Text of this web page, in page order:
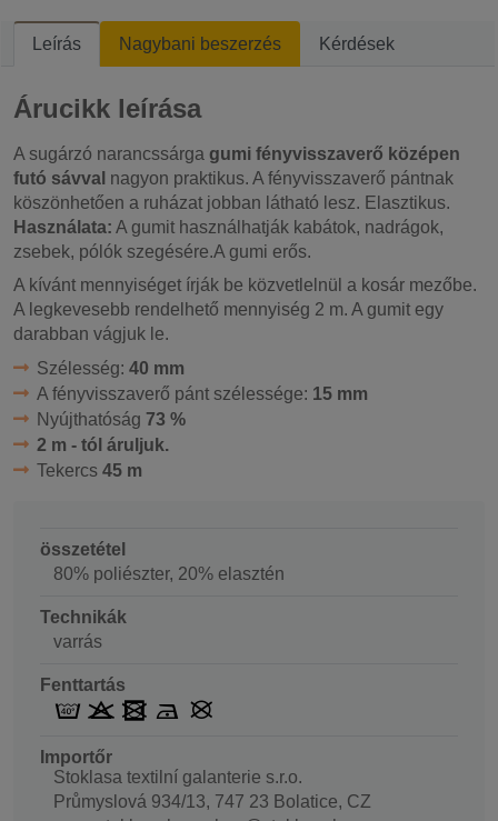
Leírás Nagybani beszerzés Kérdések
Árucikk leírása
A sugárzó narancssárga gumi fényvisszaverő középen
futó sávval nagyon praktikus. A fényvisszaverő pántnak
köszönhetően a ruházat jobban látható lesz. Elasztikus.
Használata: A gumit használhatják kabátok, nadrágok,
zsebek, pólók szegésére.A gumi erős.
A kívánt mennyiséget írják be közvetlelnül a kosár mezőbe.
A legkevesebb rendelhető mennyiség 2 m. A gumit egy
darabban vágjuk le.
Szélesség: 40 mm
A fényvisszaverő pánt szélessége: 15 mm
Nyújthatóság 73 %
2 m - tól áruljuk.
Tekercs 45 m
összetétel
80% poliészter, 20% elasztén
Technikák
varrás
Fenttartás
Importőr
Stoklasa textilní galanterie s.r.o.
Průmyslová 934/13, 747 23 Bolatice, CZ